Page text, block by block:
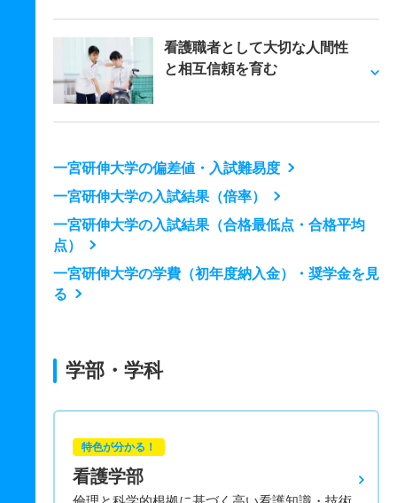
看護職者として大切な人間性
と相互信頼を育む
一宮研伸大学の偏差値・入試難易度
一宮研伸大学の入試結果（倍率）
一宮研伸大学の入試結果（合格最低点・合格平均
点）
一宮研伸大学の学費（初年度納入金）・奨学金を見
る
学部・学科
特色が分かる！
看護学部